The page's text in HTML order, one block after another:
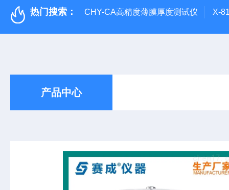
热门搜索： CHY-CA高精度薄膜厚度测试仪 X-
产品中心